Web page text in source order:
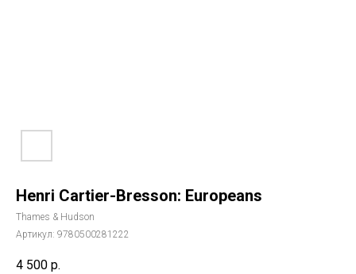
Henri Cartier-Bresson: Europeans
Thames & Hudson
Артикул: 9780500281222
4 500 р.